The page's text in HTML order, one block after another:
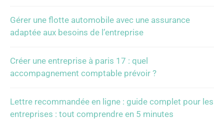
Gérer une flotte automobile avec une assurance
adaptée aux besoins de l’entreprise
Créer une entreprise à paris 17 : quel
accompagnement comptable prévoir ?
Lettre recommandée en ligne : guide complet pour les
entreprises : tout comprendre en 5 minutes